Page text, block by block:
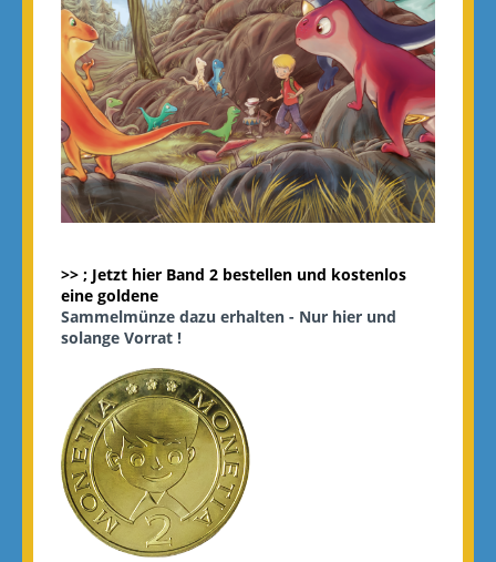
>> ; Jetzt hier Band 2 bestellen und kostenlos
eine goldene
Sammelmünze dazu erhalten - Nur hier und
solange Vorrat !